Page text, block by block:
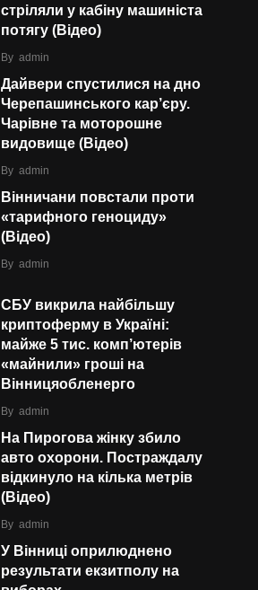
стріляли у кабіну машиніста
потягу (Відео)
By admin
Дайвери спустилися на дно
Черепашинського кар’єру.
Чарівне та моторошне
видовище (Відео)
By admin
Вінничани повстали проти
«тарифного геноциду»
(Відео)
By admin
СБУ викрила найбільшу
криптоферму в Україні:
майже 5 тис. комп’ютерів
«майнили» гроші на
Вінницяобленерго
By admin
На Пирогова жінку збило
авто охорони. Постраждалу
відкинуло на кілька метрів
(Відео)
By admin
У Вінниці оприлюднено
результати екзитполу на